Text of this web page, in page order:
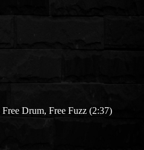
Free Drum, Free Fuzz (2:37)